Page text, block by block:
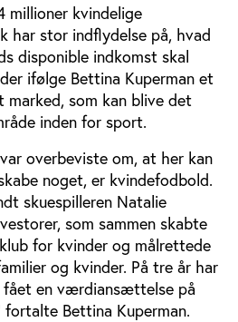
millioner kvindelige
har stor indflydelse på, hvad
disponible indkomst skal
ifølge Bettina Kuperman et
som kan blive det
inden for sport.
overbeviste om, at her kan
noget, er kvindefodbold.
skuespilleren Natalie
som sammen skabte
for kvinder og målrettede
og kvinder. På tre år har
en værdiansættelse på
Bettina Kuperman.